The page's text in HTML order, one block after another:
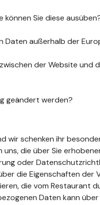
können Sie diese
Daten außerhalb der
der Website und
geändert werden?
wir schenken ihr
die über Sie
oder
die Eigenschaften der
die vom Restaurant
Daten kann